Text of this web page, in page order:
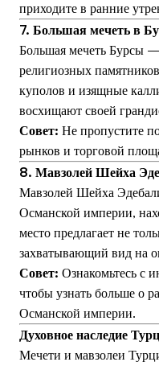
приходите в ранние
7. Большая мечеть в
Большая мечеть Бурсы
религиозных
куполов и изящные
восхищают своей
Совет: Не пропустите
рынков и торговой
8. Мавзолей Шейха
Мавзолей Шейха
Османской империи,
место предлагает не
захватывающий вид на
Совет: Ознакомьтесь с
чтобы узнать больше о
Османской империи.
Духовное наследие
Мечети и мавзолеи